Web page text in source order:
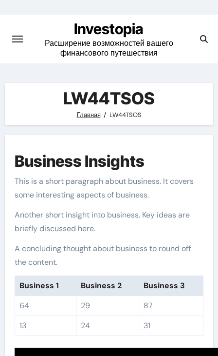
content
Investopia
Расширение возможностей вашего
финансового путешествия
LW44TSOS
Главная LW44TSOS
Business Insights
This is a short paragraph about business. It covers
some interesting aspects of business.
Another short insight into business. Key ideas are
briefly discussed here.
A concluding thought about business to round off
the content.
Business 1 Business 2
Business 3
64
29
87
13
24 31